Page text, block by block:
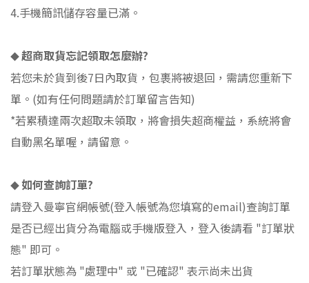
4.手機簡訊儲存容量已滿。
◆超商取貨忘記領取怎麼辦?
若您未於貨到後7日內取貨，包裹將被退回，需請您重新下
單。 (如有任何問題請於訂單留言告知)
*若累積達兩次超取未領取，將會損失超商權益，系統將會
自動黑名單喔，請留意。
◆ 如何查詢訂單?
請登入曼寧官網帳號(登入帳號為您填寫的email)查詢訂單
是否已經出貨分為電腦或手機版登入，登入後請看 "訂單狀
態" 即可。
若訂單狀態為 "處理中" 或 "已確認" 表示尚未出貨